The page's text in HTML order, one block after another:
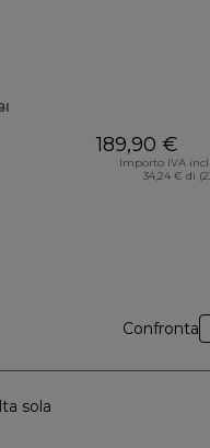
189,90 €
Importo IVA
34,24 € di
Confronta
sola